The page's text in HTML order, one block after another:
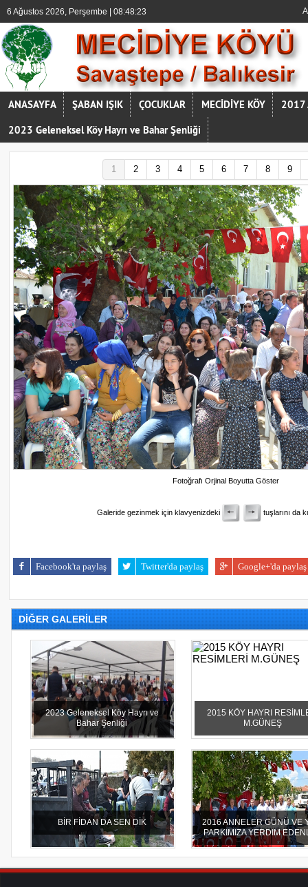
6 Ağustos 2026, Perşembe | 08:48:24
ANASAYFA ŞABAN IŞIK ÇOCUKLAR MECİDİYE KÖY
2017
2023 Geleneksel Köy Hayrı ve Bahar Şenliği
1 2 3 4 5 6 7 8 9
Fotoğrafı Orjinal Boyutta Göster
Galeride gezinmek için klavyenizdeki tuşlarını da
Facebook'ta paylaş Twitter'da paylaş
Google+'da paylaş
DİĞER GALERİLER
2023 Geleneksel Köy Hayrı ve
Bahar Şenliği
2015 KÖY HAYRI
M.GÜNEŞ
BİR FİDAN DA SEN DİK
2016 ANNELER GÜNÜ VE
PARKIMIZA YERDIM